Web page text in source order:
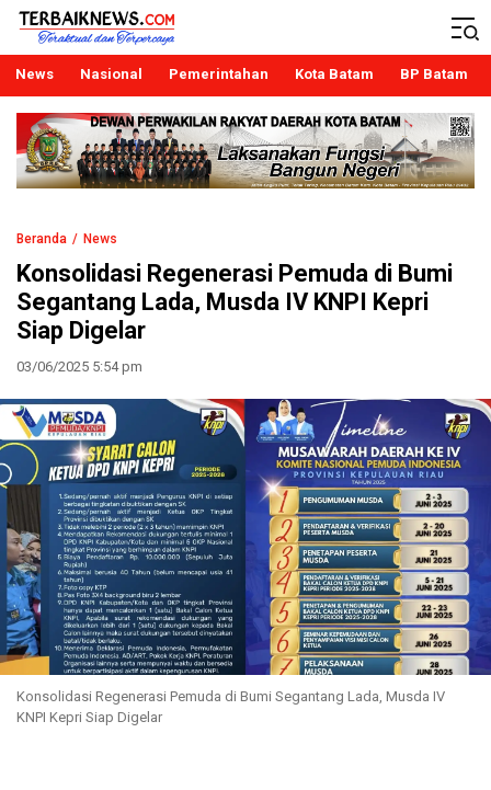
Terbaiknews
Teraktual dan Terpercaya
News Nasional Pemerintahan Kota Batam BP Batam
Beranda News
Konsolidasi Regenerasi Pemuda di Bumi
Segantang Lada, Musda IV KNPI Kepri
Siap Digelar
03/06/2025 5:54 pm
Konsolidasi Regenerasi Pemuda di Bumi Segantang Lada, Musda IV
KNPI Kepri Siap Digelar